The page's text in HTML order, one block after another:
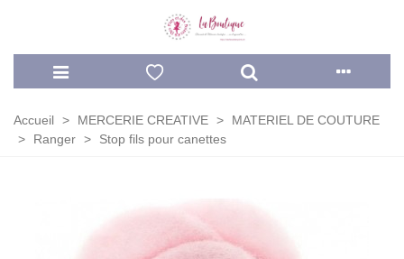
Accueil > MERCERIE CREATIVE >
MATERIEL DE COUTURE
>
Ranger > Stop fils pour canettes